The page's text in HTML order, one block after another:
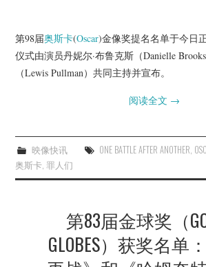
脱口秀
杂七杂八
电影档期
推荐电影
第98届奥斯卡(Oscar)金像奖提名名单于今日
仪式由演员丹妮尔·布鲁克斯（Danielle
（Lewis Pullman）共同主持并宣布。
阅读全文 →
映像快讯 ONE BATTLE AFTER ANOTHER,
奥斯卡,罪人们
第83届金球奖（
GLOBES）获奖名单